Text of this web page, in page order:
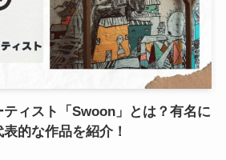
ィスト「Swoon」とは？有名に
的な作品を紹介！